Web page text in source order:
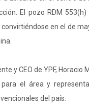
El pozo RDM
en el de
y CEO de YPF, Horacio
el área y
del país.